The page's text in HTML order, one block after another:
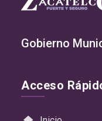
Gobierno
Acceso